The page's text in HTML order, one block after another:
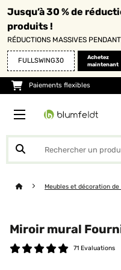
Jusqu’à 30 % de
produits !
RÉDUCTIONS MASSIVES
FULLSWING30
Achetez
maintenant
Paiements flexibles
Meubles et décoration de
Miroir mural
71 Evaluations